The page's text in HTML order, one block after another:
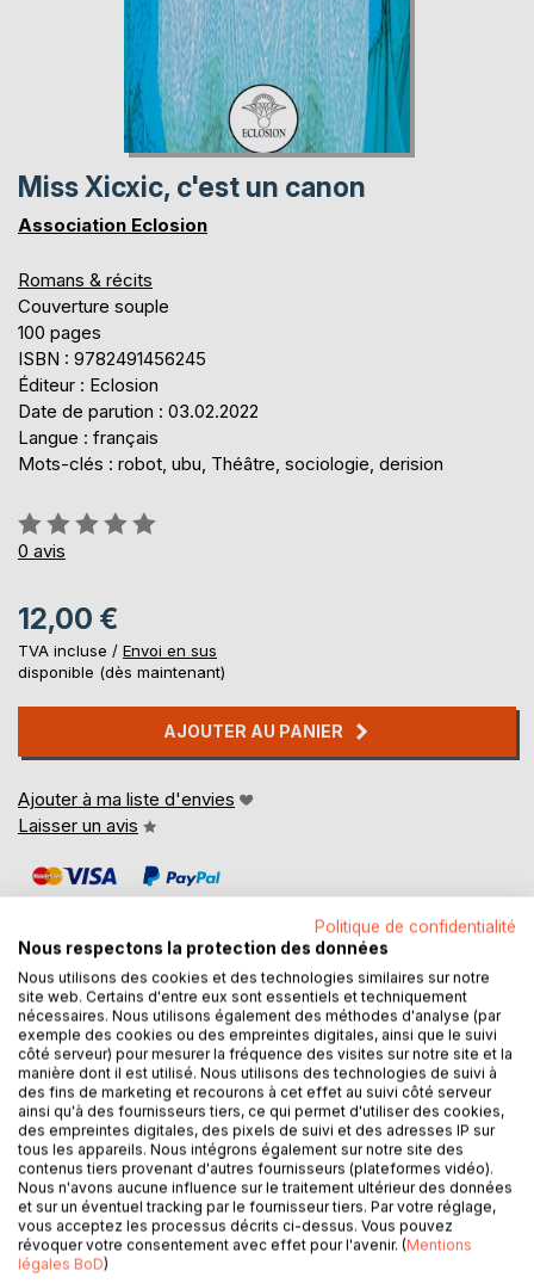
Miss Xicxic, c'est un canon
Association Eclosion
Romans & récits
Couverture souple
100 pages
ISBN : 9782491456245
Éditeur : Eclosion
Date de parution : 03.02.2022
Langue : français
Mots-clés : robot, ubu, Théâtre, sociologie, derision
Évaluation:
0%
0 avis
12,00 €
TVA incluse / Envoi en sus
disponible (dès maintenant)
AJOUTER AU PANIER
Ajouter à ma liste d'envies
Laisser un avis
DESCRIPTION
Cette "Comédie robotique" met en scène des robots
bureaucrates et leurs enquêtes ubuesques. C'est une
pièce de théâtre à rebondissements, entrées et sorties,
prenant appui sur des faits sociologiques contemporains
évoqués par dérision, le tout en décalque et distanciation
des préoccupations de l'Homme... leur créateur supposé.
AUTEUR(S)
Politique de confidentialité
Nous respectons la protection des données
Nous utilisons des cookies et des technologies similaires sur notre
site web. Certains d'entre eux sont essentiels et techniquement
nécessaires. Nous utilisons également des méthodes d'analyse (par
exemple des cookies ou des empreintes digitales, ainsi que le suivi
côté serveur) pour mesurer la fréquence des visites sur notre site et la
manière dont il est utilisé. Nous utilisons des technologies de suivi à
des fins de marketing et recourons à cet effet au suivi côté serveur
ainsi qu'à des fournisseurs tiers, ce qui permet d'utiliser des cookies,
des empreintes digitales, des pixels de suivi et des adresses IP sur
tous les appareils. Nous intégrons également sur notre site des
contenus tiers provenant d'autres fournisseurs (plateformes vidéo).
Nous n'avons aucune influence sur le traitement ultérieur des données
et sur un éventuel tracking par le fournisseur tiers. Par votre réglage,
vous acceptez les processus décrits ci-dessus. Vous pouvez
révoquer votre consentement avec effet pour l'avenir. (Mentions
légales BoD)